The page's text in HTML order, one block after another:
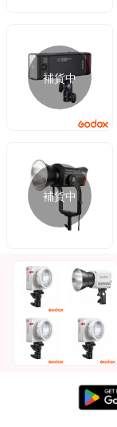
補貨中
補貨中